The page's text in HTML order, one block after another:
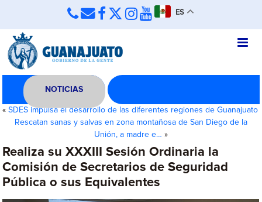
ES
NOTICIAS
«SDES impulsa el desarrollo de las diferentes regiones de Guanajuato
Rescatan sanas y salvas en zona montañosa de San Diego de la
Unión, a madre e… »
Realiza su XXXIII Sesión Ordinaria la
Comisión de Secretarios de Seguridad
Pública o sus Equivalentes